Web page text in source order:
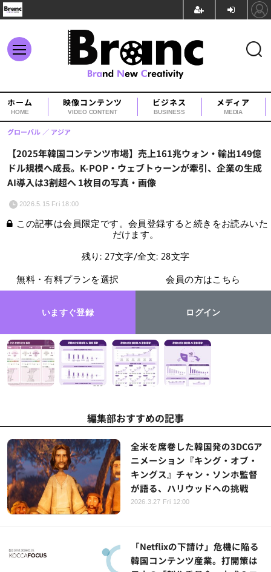
ホーム
HOME
映像コンテンツ
VIDEO CONTENT
ビジネス
BUSINESS
メディア
MEDIA
【2025年韓国コンテンツ市場】売上161兆ウォン・輸出149億
ドル規模へ成長。K-POP・ウェブトゥーンが牽引、企業の生成
AI導入は3割超へ 1枚目の写真・画像
グローバル アジア
2026.5.15 Fri 18:00
この記事は会員限定です。会員登録すると続きをお読みいた
だけます。
残り: 27文字/全文: 28文字
無料・有料プランを選択
いますぐ登録
会員の方はこちら
ログイン
編集部おすすめの記事
全米を席巻した韓国発の3DCGア
ニメーション『キング・オブ・
キングス』チャン・ソンホ監督
が語る、ハリウッドへの挑戦
2026.3.27 Fri 12:00
「Netflixの下請け」危機に陥る
韓国コンテンツ産業。打開策は